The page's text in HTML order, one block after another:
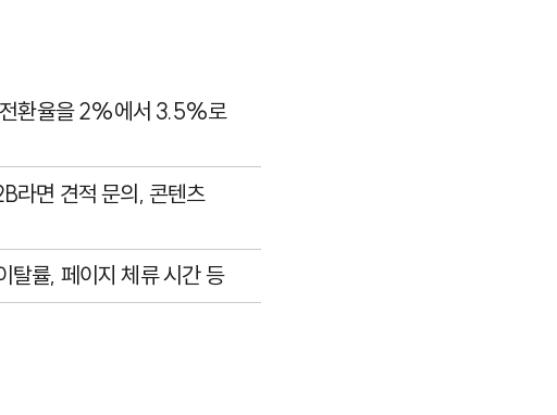
전환율을 2%에서 3.5%로
라면 견적 문의, 콘텐츠
탈률, 페이지 체류 시간 등